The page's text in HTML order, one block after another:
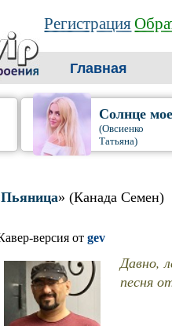
Регистрация
Главная
Солнце
(Овсиенко
Татьяна)
Пьяница» (Канада Семен)
версия от gev
Давно,
песня